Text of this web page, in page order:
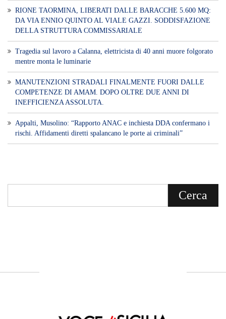
RIONE TAORMINA, LIBERATI DALLE BARACCHE 5.600 MQ:
DA VIA ENNIO QUINTO AL VIALE GAZZI. SODDISFAZIONE
DELLA STRUTTURA COMMISSARIALE
Tragedia sul lavoro a Calanna, elettricista di 40 anni muore folgorato
mentre monta le luminarie
MANUTENZIONI STRADALI FINALMENTE FUORI DALLE
COMPETENZE DI AMAM. DOPO OLTRE DUE ANNI DI
INEFFICIENZA ASSOLUTA.
​Appalti, Musolino: “Rapporto ANAC e inchiesta DDA confermano i
rischi. Affidamenti diretti spalancano le porte ai criminali”